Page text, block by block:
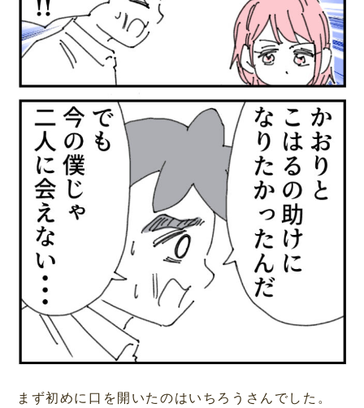
まず初めに口を開いたのはいちろうさんでした。